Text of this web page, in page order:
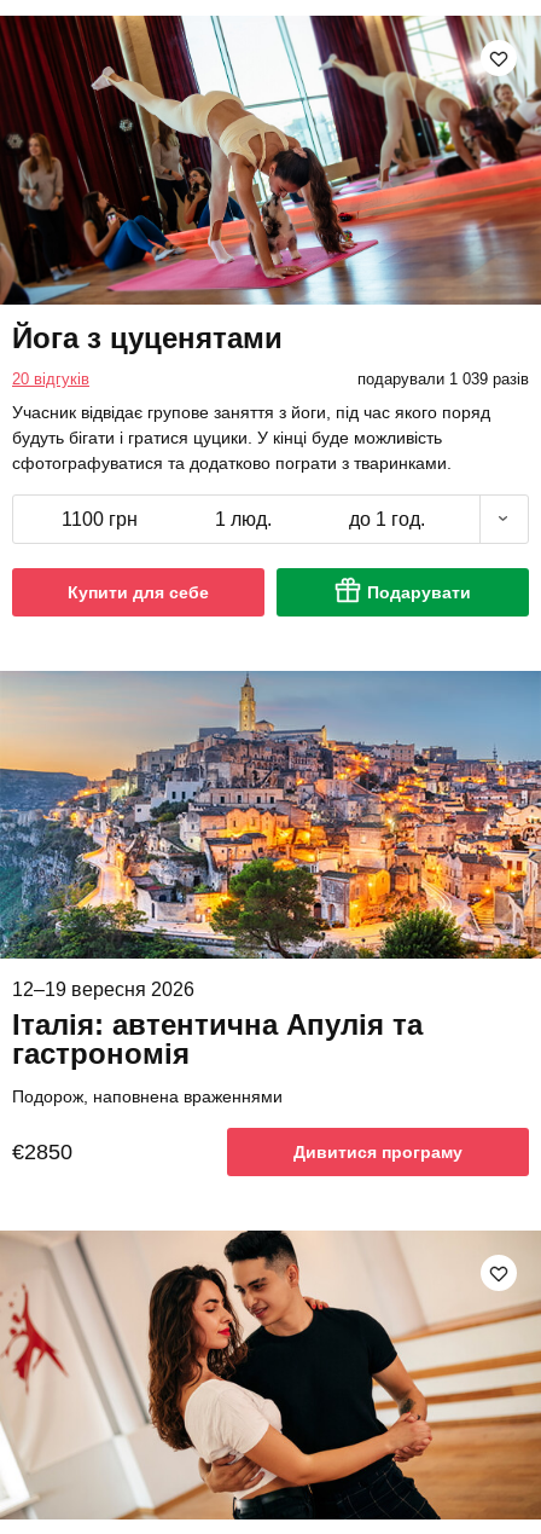
Йога з цуценятами
20 відгуків подарували 1 039 разів
Учасник відвідає групове заняття з йоги, під час якого поряд
будуть бігати і гратися цуцики. У кінці буде можливість
сфотографуватися та додатково пограти з тваринками.
1100 грн 1 люд. до 1 год.
Купити для себе Подарувати
12–19 вересня 2026
Італія: автентична Апулія та
гастрономія
Подорож, наповнена враженнями
€2850 Дивитися програму